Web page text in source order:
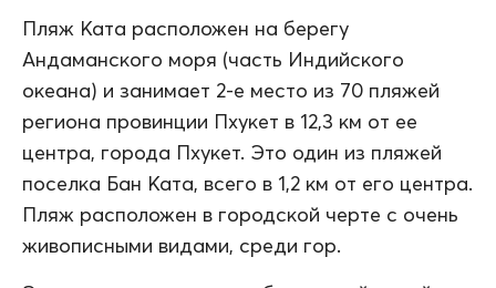
Пляж Ката расположен на берегу
Андаманского моря (часть Индийского
океана) и занимает 2-е место из 70 пляжей
региона провинции Пхукет в 12,3 км от ее
центра, города Пхукет. Это один из пляжей
поселка Бан Ката, всего в 1,2 км от его центра.
Пляж расположен в городской черте с очень
живописными видами, среди гор.